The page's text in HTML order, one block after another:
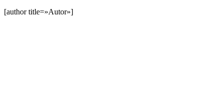
[author title=»Autor»]